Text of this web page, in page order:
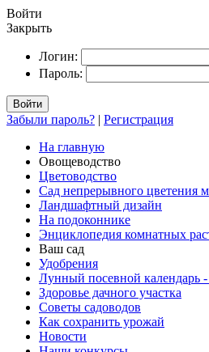
Войти
Закрыть
Логин:
Пароль:
Войти
Забыли пароль? | Регистрация
На главную
Овощеводство
Цветоводство
Сад непрерывного цветения
Ландшафтный дизайн
На подоконнике
Энциклопедия комнатных
Ваш сад
Удобрения
Лунный посевной календарь
Здоровье дачного участка
Советы садоводов
Как сохранить урожай
Новости